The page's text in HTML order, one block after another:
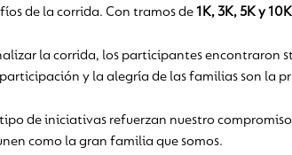
de la corrida. Con tramos de 1K, 3K, 5K y 10K
la corrida, los participantes encontraron
y la alegría de las familias son la
tipo de iniciativas refuerzan nuestro
como la gran familia que somos.